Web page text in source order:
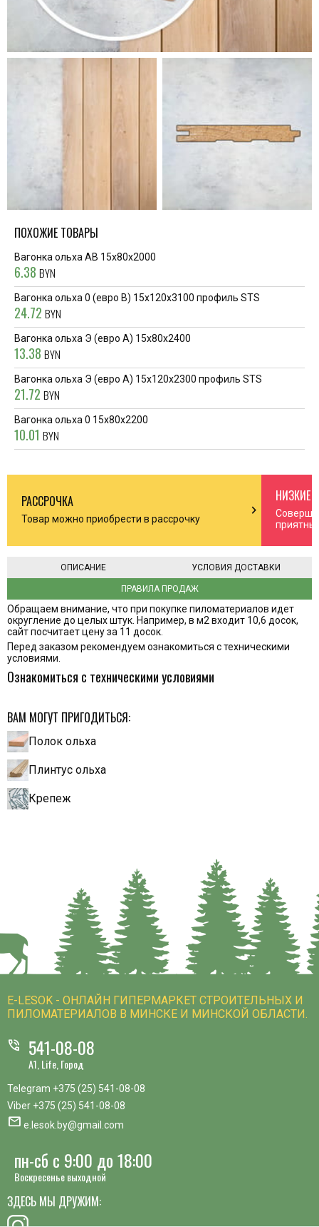
ПОХОЖИЕ ТОВАРЫ
Вагонка ольха AB 15х80х2000
6.38 BYN
Вагонка ольха 0 (евро В) 15х120х3100 профиль STS
24.72 BYN
Вагонка ольха Э (евро А) 15х80х2400
13.38 BYN
Вагонка ольха Э (евро А) 15х120х2300 профиль STS
21.72 BYN
Вагонка ольха 0 15х80х2200
10.01 BYN
РАССРОЧКА
Товар можно приобрести в рассрочку chevron_right
НИЗКИЕ
ПРАВИЛА ПРОДАЖ
ОПИСАНИЕ УСЛОВИЯ ДОСТАВКИ
Обращаем внимание, что при покупке пиломатериалов идет
округление до целых штук. Например, в м2 входит 10,6 досок,
сайт посчитает цену за 11 досок.
Перед заказом рекомендуем ознакомиться с техническими
условиями.
Ознакомиться с техническими условиями
ВАМ МОГУТ ПРИГОДИТЬСЯ:
Полок ольха
Плинтус ольха
Крепеж
E-LESOK - ОНЛАЙН ГИПЕРМАРКЕТ СТРОИТЕЛЬНЫХ И
ПИЛОМАТЕРИАЛОВ В МИНСКЕ И МИНСКОЙ ОБЛАСТИ.
phone_in_talk 541-08-08
A1, Life, Город
Telegram +375 (25) 541-08-08
Viber +375 (25) 541-08-08
mail e.lesok.by@gmail.com
пн-сб с 9:00 до 18:00
Воскресенье выходной
ЗДЕСЬ МЫ ДРУЖИМ: